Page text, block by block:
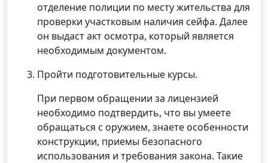
отделение полиции по месту жительства для
проверки участковым наличия сейфа. Далее
он выдаст акт осмотра, который является
необходимым документом.
Пройти подготовительные курсы.
При первом обращении за лицензией
необходимо подтвердить, что вы умеете
обращаться с оружием, знаете особенности
конструкции, приемы безопасного
использования и требования закона. Такие